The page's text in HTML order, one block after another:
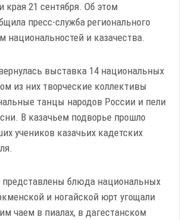
края 21 сентября. Об этом
пресс-служба регионального
национальностей и казачества.
выставка 14 национальных
из них творческие коллективы
танцы народов России и пели
В казачьем подворье прошло
учеников казачьих кадетских
представлены блюда национальных
и ногайской юрт угощали
чаем в пиалах, в дагестанском